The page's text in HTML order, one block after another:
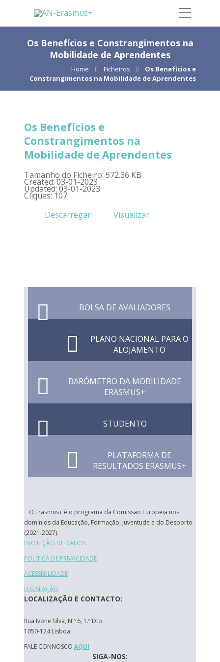
Os Benefícios e Constrangimentos na
Mobilidade de Aprendentes
Home Ficheiros
Os Benefícios e
Constrangimentos na Mobilidade de Aprendentes
Os Benefícios e
Constrangimentos na
Mobilidade de Aprendentes
Tamanho do Ficheiro: 572.36 KB
Created: 03-01-2023
Updated: 03-01-2023
Cliques: 107
Descarregar
Visualizar
BOLSA DE AVALIADORES
PLANO NACIONAL PARA O
ALOJAMENTO
BARÓMETRO DA MOBILIDADE
ERASMUS+
STUDENTO
PLATAFORMA DE
RESULTADOS ERASMUS+
O Erasmus+ é o programa da Comissão Europeia nos
domínios da Educação, Formação, Juventude e do Desporto
(2021-2027).
PROTEÇÃO DE DADOS
POLÍTICA DE PRIVACIDADE
ACESSIBILIDADE
LEGISLAÇÃO
LOCALIZAÇÃO E CONTACTO:
Rua Ivone Silva, N.º 6, 1.º Dto.
1050-124 Lisboa
FALE CONNOSCO AQUI
SIGA-NOS: